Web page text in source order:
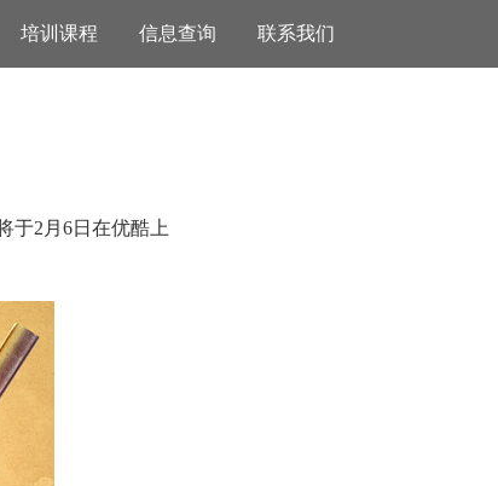
培训课程 信息查询 联系我们
于2月6日在优酷上